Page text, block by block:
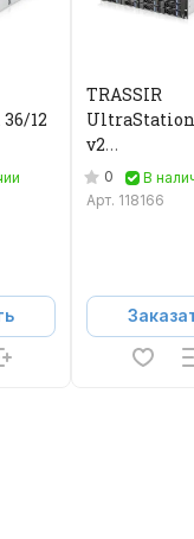
12
TRASSIR
v2
IP
0
В
Арт. 118166